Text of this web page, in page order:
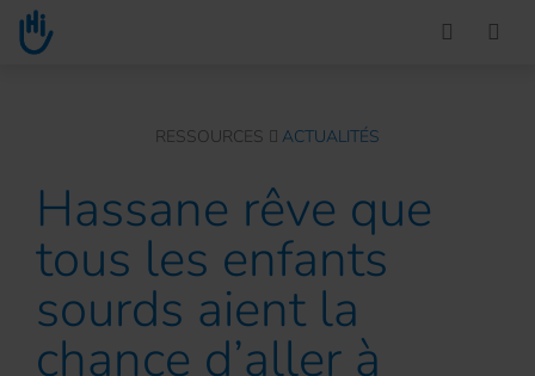
Go to main content
You are here :RESSOURCES ACTUALITÉS
Hassane rêve que
tous les enfants
sourds aient la
chance d’aller à